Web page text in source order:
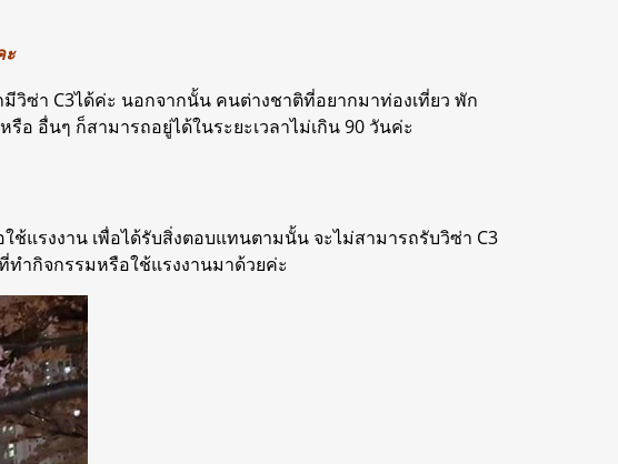
ะ
วิซ่า C3ได้ค่ะ นอกจากนั้น คนต่างชาติที่อยากมาท่องเที่ยว พัก
อื่นๆ ก็สามารถอยู่ได้ในระยะเวลาไม่เกิน 90 วันค่ะ
ช้แรงงาน เพื่อได้รับสิ่งตอบแทนตามนั้น จะไม่สามารถรับวิซ่า C3
ทำกิจกรรมหรือใช้แรงงานมาด้วยค่ะ